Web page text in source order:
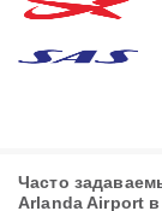
Часто
Arlanda Airport